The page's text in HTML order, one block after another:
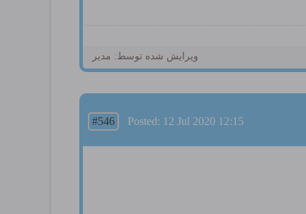
#546 Posted: 12 Jul 2020 12:15